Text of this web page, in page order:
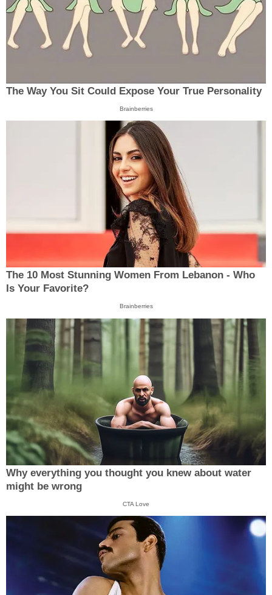
The Way You Sit Could Expose Your True Personality
Brainberries
The 10 Most Stunning Women From Lebanon - Who
Is Your Favorite?
Brainberries
Why everything you thought you knew about water
might be wrong
CTA Love